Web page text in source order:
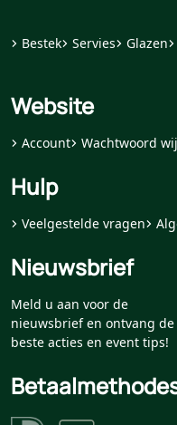
Bestek Servies Glazen
Website
Account Wachtwoord
Hulp
Veelgestelde vragen
Nieuwsbrief
Meld u aan voor de
nieuwsbrief en ontvang de
beste acties en event tips!